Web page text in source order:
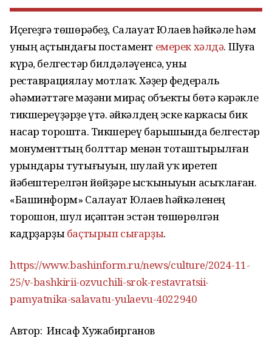
Иҫегеҙгә төшөрәбеҙ, Салауат Юлаев һәйкәле һәм
уның аҫтындағы постамент емерек хәлдә. Шуға
күрә, белгестәр билдәләүенсә, уны
реставрациялау мотлаҡ. Хәҙер федераль
әһәмиәттәге мәҙәни мираҫ объекты бөтә кәрәкле
тикшереүҙәрҙе үтә. Һәйкәлдең эске каркасы бик
насар торошта. Тикшереү барышында белгестәр
монументтың болттар менән тоташтырылған
урындары тутығыуын, шулай уҡ иретеп
йәбештерелгән йөйҙәре ысҡыныуын асыҡлаған.
«Башинформ» Салауат Юлаев һәйкәленең
торошон, шул иҫәптән эстән төшөрөлгән
кадрҙарҙыбаҫтырып сығарҙы.
https://www.bashinform.ru/news/culture/2024-11-
25/v-bashkirii-ozvuchili-srok-restavratsii-
pamyatnika-salavatu-yulaevu-4022940
Автор: Инсаф Хужабирганов